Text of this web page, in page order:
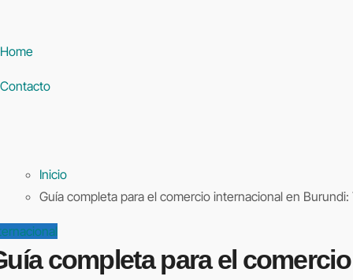
Home
Contacto
Inicio
Guía completa para el comercio internacional en
completa para el